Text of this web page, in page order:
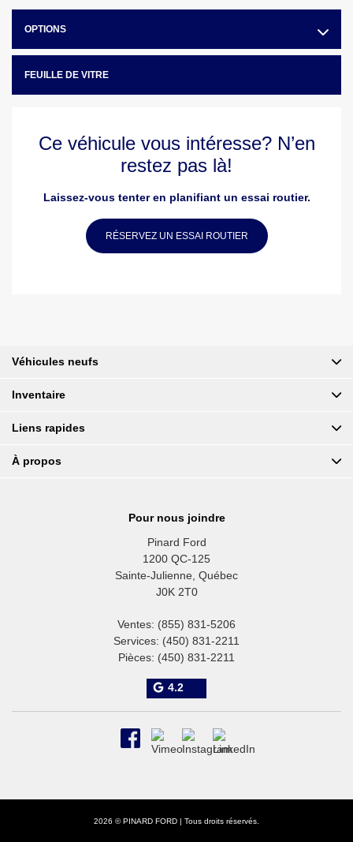
OPTIONS
FEUILLE DE VITRE
Ce véhicule vous intéresse? N’en
restez pas là!
Laissez-vous tenter en planifiant un essai routier.
RÉSERVEZ UN ESSAI ROUTIER
Pour nous joindre
Pinard Ford
1200 QC-125
Sainte-Julienne Québec
J0K 2T0
Ventes: (855) 831-5206
Services: (450) 831-2211
Pièces: (450) 831-2211
4.2
Véhicules neufs
Inventaire
Liens rapides
À propos
2026 © PINARD FORD | Tous droits réservés.